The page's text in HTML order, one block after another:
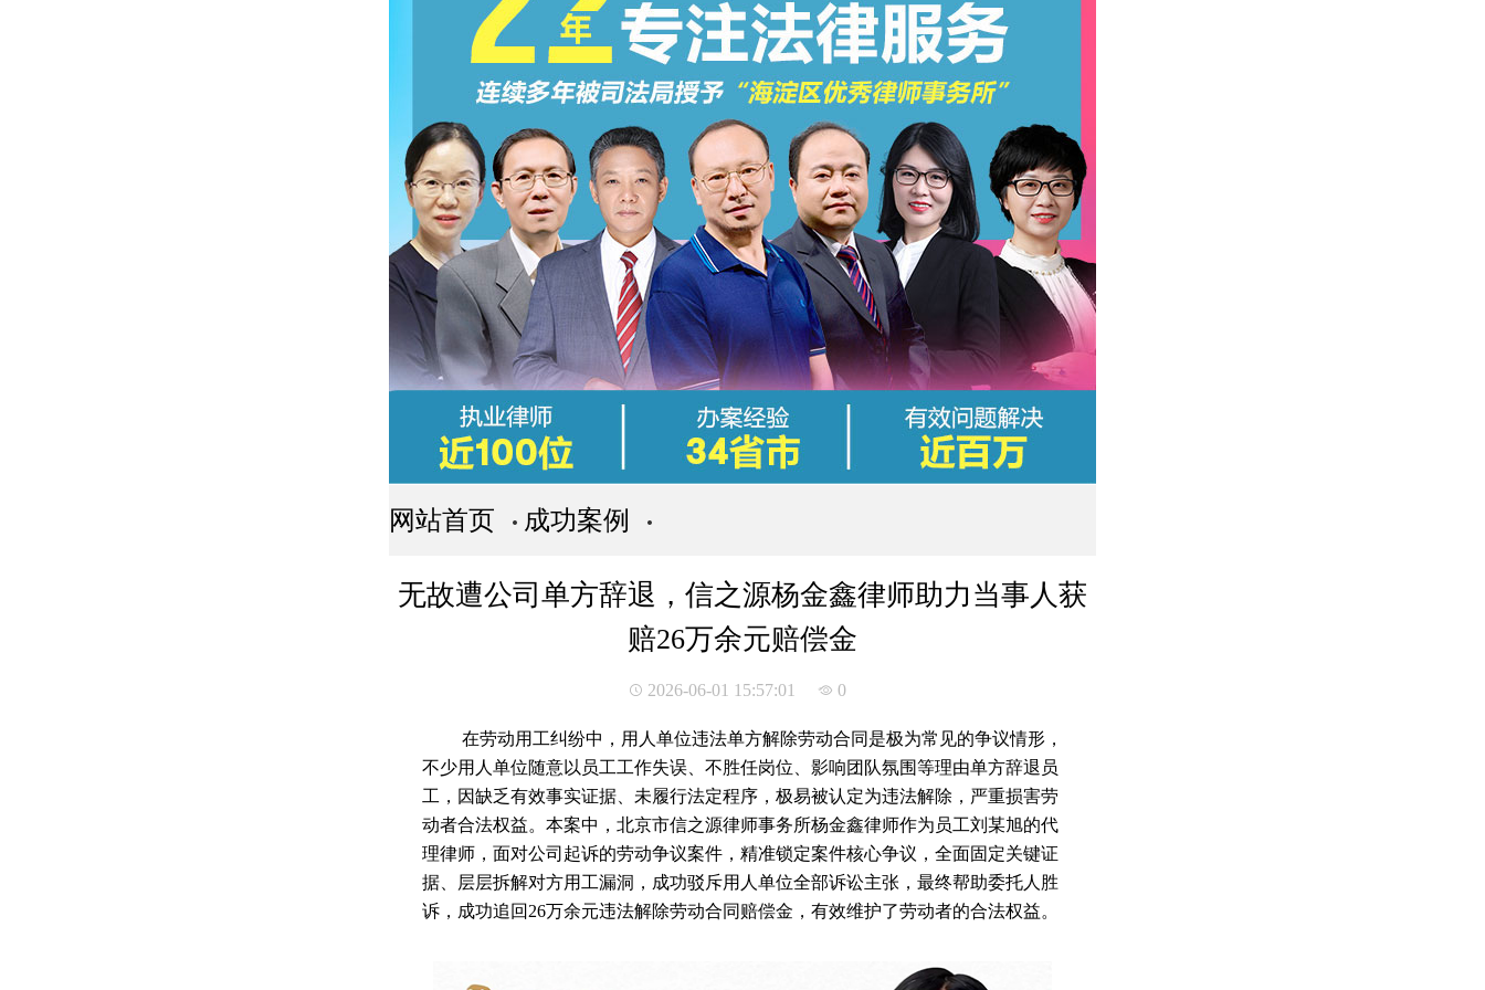
网站首页 成功案例
无故遭公司单方辞退，信之源杨金鑫律师助力当事人获
赔26万余元赔偿金
2026-06-01 15:57:01 0
在劳动用工纠纷中，用人单位违法单方解除劳动合同是极为常见的争议情形，
不少用人单位随意以员工工作失误、不胜任岗位、影响团队氛围等理由单方辞退员
工，因缺乏有效事实证据、未履行法定程序，极易被认定为违法解除，严重损害劳
动者合法权益。本案中，北京市信之源律师事务所杨金鑫律师作为员工刘某旭的代
理律师，面对公司起诉的劳动争议案件，精准锁定案件核心争议，全面固定关键证
据、层层拆解对方用工漏洞，成功驳斥用人单位全部诉讼主张，最终帮助委托人胜
诉，成功追回26万余元违法解除劳动合同赔偿金，有效维护了劳动者的合法权益。